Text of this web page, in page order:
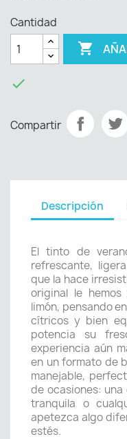
Cantidad


Compartir
Descripción
El tinto de
refrescante,
que la hace
original le
limón, pensando
cítricos y bien
potencia su
experiencia aún
en un formato de
manejable,
de ocasiones:
tranquila o
apetezca algo
estés.